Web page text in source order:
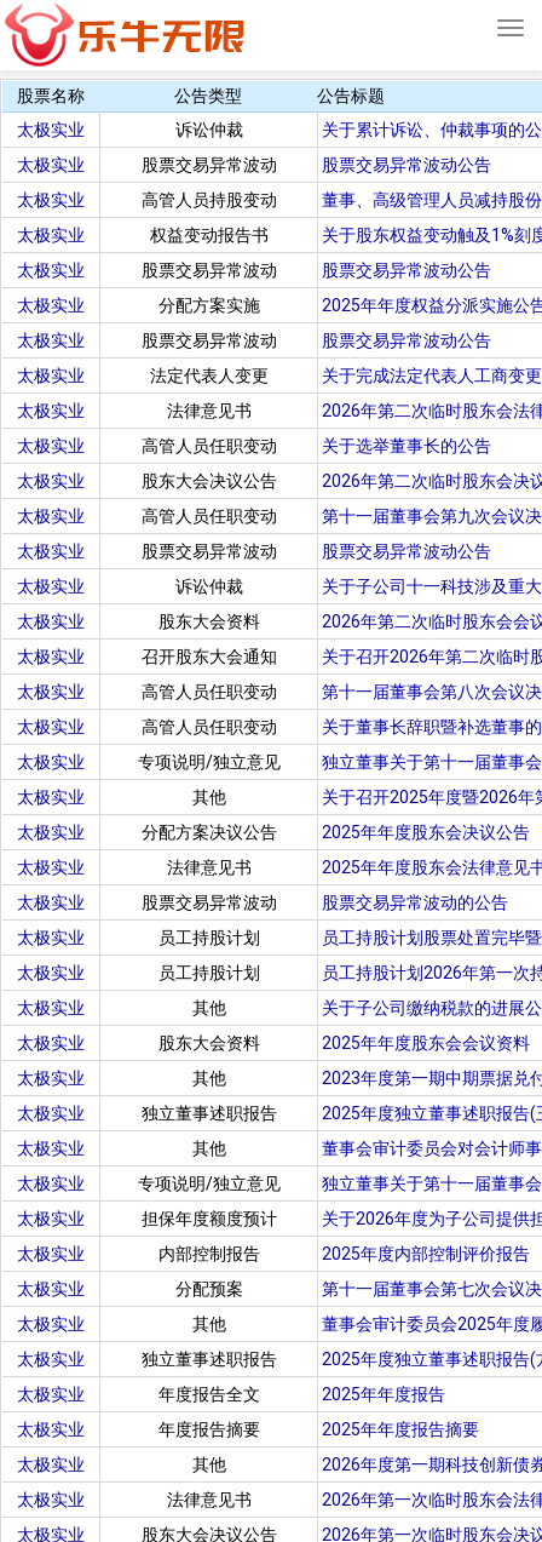
股票名称
公告类型
公告标题
太极实业
诉讼仲裁
关于累计诉讼、仲裁事项的
太极实业
股票交易异常波动
股票交易异常波动公告
太极实业
高管人员持股变动
董事、高级管理人员减持股
太极实业
权益变动报告书
关于股东权益变动触及1%刻
太极实业
股票交易异常波动
股票交易异常波动公告
太极实业
分配方案实施
2025年年度权益分派实施公
太极实业
股票交易异常波动
股票交易异常波动公告
太极实业
法定代表人变更
关于完成法定代表人工商变
太极实业
法律意见书
2026年第二次临时股东会法
太极实业
高管人员任职变动
关于选举董事长的公告
太极实业
股东大会决议公告
2026年第二次临时股东会决
太极实业
高管人员任职变动
第十一届董事会第九次会议
太极实业
股票交易异常波动
股票交易异常波动公告
太极实业
诉讼仲裁
关于子公司十一科技涉及重
太极实业
股东大会资料
2026年第二次临时股东会会
太极实业
召开股东大会通知
关于召开2026年第二次临时
太极实业
高管人员任职变动
第十一届董事会第八次会议
太极实业
高管人员任职变动
关于董事长辞职暨补选董事
太极实业
专项说明/独立意见
独立董事关于第十一届董事
太极实业
其他
关于召开2025年度暨2026
太极实业
分配方案决议公告
2025年年度股东会决议公告
太极实业
法律意见书
2025年年度股东会法律意见
太极实业
股票交易异常波动
股票交易异常波动的公告
太极实业
员工持股计划
员工持股计划股票处置完毕
太极实业
员工持股计划
员工持股计划2026年第一次
太极实业
其他
关于子公司缴纳税款的进展
太极实业
股东大会资料
2025年年度股东会会议资料
太极实业
其他
2023年度第一期中期票据兑
太极实业
独立董事述职报告
2025年度独立董事述职报告(
太极实业
其他
董事会审计委员会对会计师
太极实业
专项说明/独立意见
独立董事关于第十一届董事
太极实业
担保年度额度预计
关于2026年度为子公司提供
太极实业
内部控制报告
2025年度内部控制评价报告
太极实业
分配预案
第十一届董事会第七次会议
太极实业
其他
董事会审计委员会2025年度
太极实业
独立董事述职报告
2025年度独立董事述职报告(
太极实业
年度报告全文
2025年年度报告
太极实业
年度报告摘要
2025年年度报告摘要
太极实业
其他
2026年度第一期科技创新债
太极实业
法律意见书
2026年第一次临时股东会法
太极实业
股东大会决议公告
2026年第一次临时股东会决